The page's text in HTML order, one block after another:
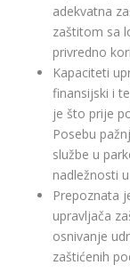
adekvatna
zaštitom sa
privredno
Kapaciteti
finansijski i
je što prije
Posebu
službe u
nadležnosti
Prepoznata
upravljača
osnivanje
zaštićenih